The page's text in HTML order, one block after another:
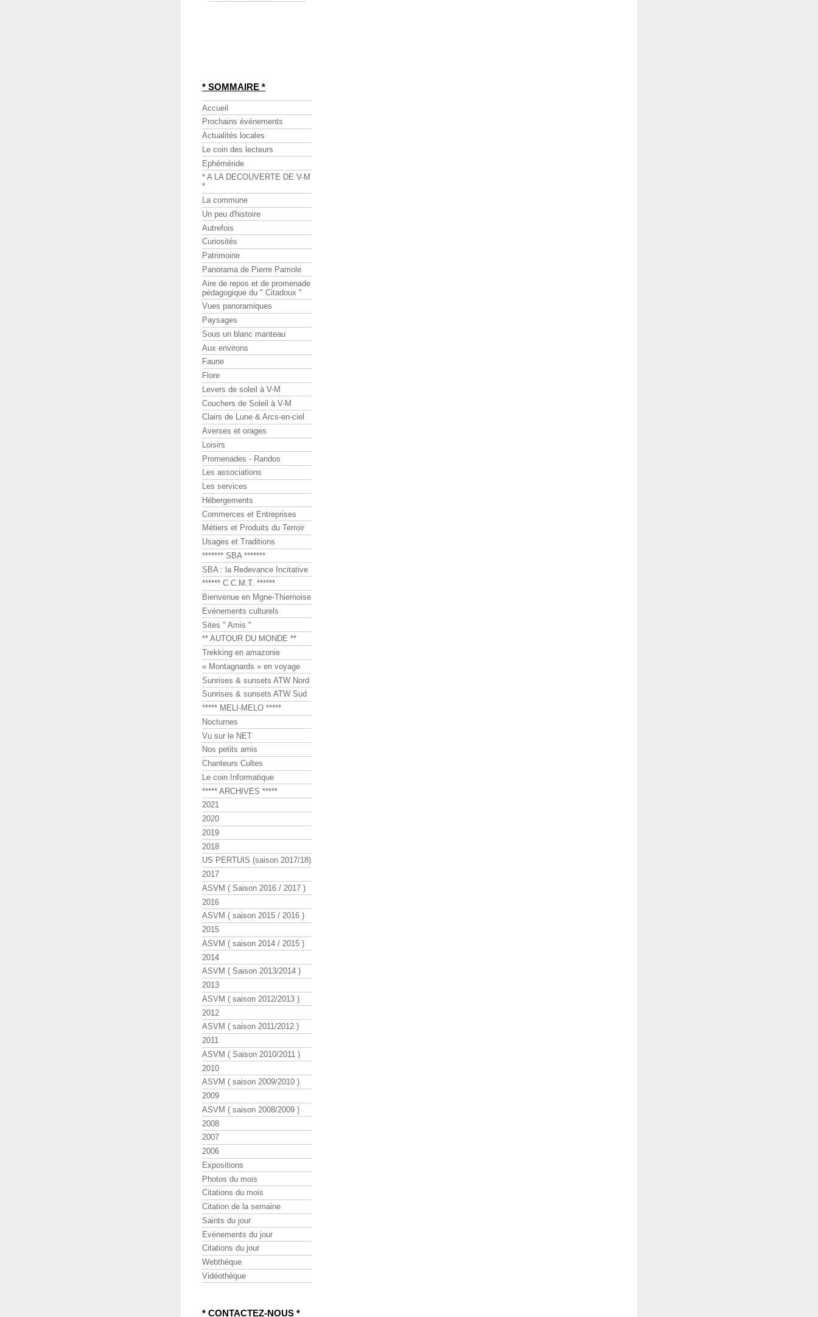
* SOMMAIRE *
Accueil
Prochains événements
Actualités locales
Le coin des lecteurs
Ephéméride
* A LA DECOUVERTE DE V-M
*
La commune
Un peu d'histoire
Autrefois
Curiosités
Patrimoine
Panorama de Pierre Pamole
Aire de repos et de promenade
pédagogique du " Citadoux "
Vues panoramiques
Paysages
Sous un blanc manteau
Aux environs
Faune
Flore
Levers de soleil à V-M
Couchers de Soleil à V-M
Clairs de Lune & Arcs-en-ciel
Averses et orages
Loisirs
Promenades - Randos
Les associations
Les services
Hébergements
Commerces et Entreprises
Métiers et Produits du Terroir
Usages et Traditions
******* SBA *******
SBA : la Redevance Incitative
****** C.C.M.T. ******
Bienvenue en Mgne-Thiernoise
Evénements culturels
Sites " Amis "
** AUTOUR DU MONDE **
Trekking en amazonie
« Montagnards » en voyage
Sunrises & sunsets ATW Nord
Sunrises & sunsets ATW Sud
***** MELI-MELO *****
Nocturnes
Vu sur le NET
Nos petits amis
Chanteurs Cultes
Le coin Informatique
***** ARCHIVES *****
2021
2020
2019
2018
US PERTUIS (saison 2017/18)
2017
ASVM ( Saison 2016 / 2017 )
2016
ASVM ( saison 2015 / 2016 )
2015
ASVM ( saison 2014 / 2015 )
2014
ASVM ( Saison 2013/2014 )
2013
ASVM ( saison 2012/2013 )
2012
ASVM ( saison 2011/2012 )
2011
ASVM ( Saison 2010/2011 )
2010
ASVM ( saison 2009/2010 )
2009
ASVM ( saison 2008/2009 )
2008
2007
2006
Expositions
Photos du mois
Citations du mois
Citation de la semaine
Saints du jour
Evénements du jour
Citations du jour
Webthèque
Vidéothèque
* CONTACTEZ-NOUS *